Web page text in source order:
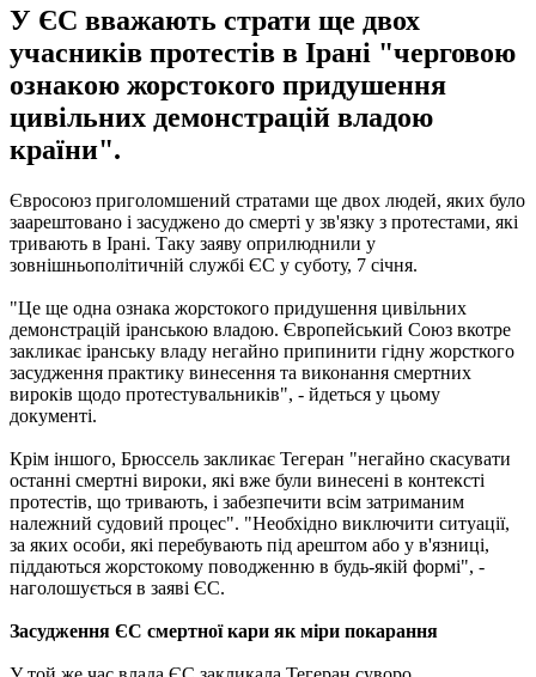
У ЄС вважають страти ще двох
учасників протестів в Ірані "черговою
ознакою жорстокого придушення
цивільних демонстрацій владою
країни".
Євросоюз приголомшений стратами ще двох людей, яких було
заарештовано і засуджено до смерті у зв'язку з протестами, які
тривають в Ірані. Таку заяву оприлюднили у
зовнішньополітичній службі ЄС у суботу, 7 січня.
"Це ще одна ознака жорстокого придушення цивільних
демонстрацій іранською владою. Європейський Союз вкотре
закликає іранську владу негайно припинити гідну жорсткого
засудження практику винесення та виконання смертних
вироків щодо протестувальників", - йдеться у цьому
документі.
Крім іншого, Брюссель закликає Тегеран "негайно скасувати
останні смертні вироки, які вже були винесені в контексті
протестів, що тривають, і забезпечити всім затриманим
належний судовий процес". "Необхідно виключити ситуації,
за яких особи, які перебувають під арештом або у в'язниці,
піддаються жорстокому поводженню в будь-якій формі", -
наголошується в заяві ЄС.
Засудження ЄС смертної кари як міри покарання